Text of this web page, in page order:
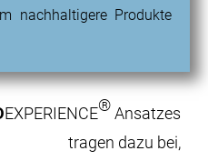
nachhaltigere Produkte
EXPERIENCE®Ansatzes
tragen dazu bei,